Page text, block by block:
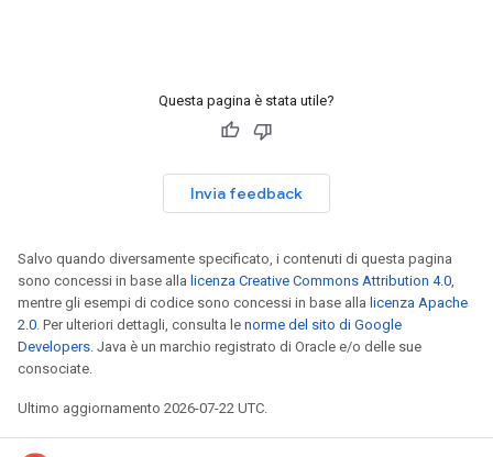
Questa pagina è stata utile?
Invia feedback
Salvo quando diversamente specificato, i contenuti di questa pagina
sono concessi in base alla licenza Creative Commons Attribution 4.0,
mentre gli esempi di codice sono concessi in base alla licenza Apache
2.0. Per ulteriori dettagli, consulta le norme del sito di Google
Developers. Java è un marchio registrato di Oracle e/o delle sue
consociate.
Ultimo aggiornamento 2026-07-22 UTC.